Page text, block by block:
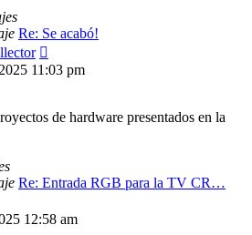
Re: Se acabó!
último
mensaje
11:03 pm
de hardware presentados en la
Re: Entrada RGB para la TV CR…
12:58 am